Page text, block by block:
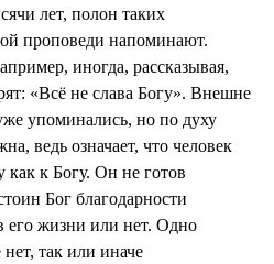
лет, полон таких
проповеди напоминают.
иногда, рассказывая,
«Всё не слава Богу». Внешне
упоминались, но по духу
ведь означает, что человек
как к Богу. Он не готов
Бог благодарности
его жизни или нет. Одно
нет, так или иначе